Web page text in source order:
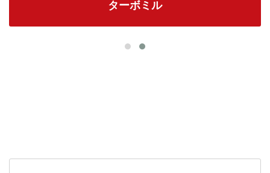
ターボミル